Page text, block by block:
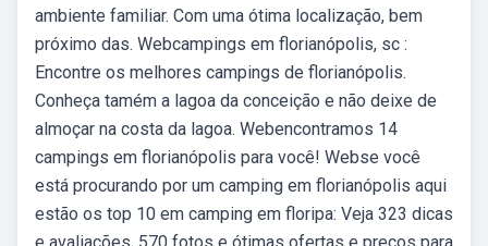
ambiente familiar. Com uma ótima localização, bem
próximo das. Webcampings em florianópolis, sc :
Encontre os melhores campings de florianópolis.
Conheça tamém a lagoa da conceição e não deixe de
almoçar na costa da lagoa. Webencontramos 14
campings em florianópolis para você! Webse você
está procurando por um camping em florianópolis aqui
estão os top 10 em camping em floripa: Veja 323 dicas